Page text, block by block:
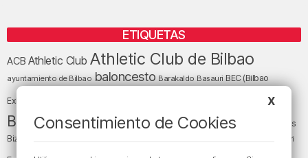
ETIQUETAS
ACB Athletic Club Athletic Club de Bilbao
ayuntamiento de Bilbao baloncesto Barakaldo Basauri BEC (Bilbao
Exhibition Center) Bizkaia
Bizkaia y sus comarcas Copa del Rey cultura
Cáritas
Bizkaia
Enkarterri
X
Consentimiento de Cookies